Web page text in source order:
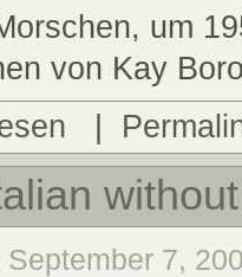
um
von Kay
|
September 7,